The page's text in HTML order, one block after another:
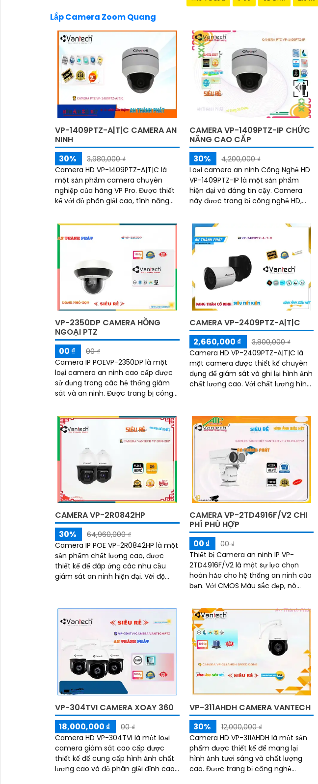
Lắp Camera Zoom Quang
VP-1409PTZ-A|T|C CAMERA AN
NINH
30%
3,980,000 ₫
Camera HD VP-1409PTZ-A|T|C là
một sản phẩm camera chuyên
nghiệp của hãng VP Pro. Được thiết
kế với độ phân giải cao, tính năng
camera này là lựa chọn...
CAMERA VP-1409PTZ-IP CHỨC
NĂNG CAO CẤP
30%
4,200,000 ₫
Loại camera an ninh Công Nghệ HD
VP-1409PTZ-IP là một sản phẩm
hiện đại và đáng tin cậy. Camera
này được trang bị công nghệ HD,
VP-2350DP CAMERA HỒNG
NGOẠI PTZ
00 ₫
00 ₫
Camera IP POEVP-2350DP là một
loại camera an ninh cao cấp được
sử dụng trong các hệ thống giám
sát và an ninh. Được trang bị công
camera có khả...
CAMERA VP-2409PTZ-A|T|C
2,660,000 ₫
3,800,000 ₫
Camera HD VP-2409PTZ-A|T|C là
một camera được thiết kế chuyên
dụng để giám sát và ghi lại hình ảnh
chất lượng cao. Với chất lượng hình
CAMERA VP-2R0842HP
30%
64,960,000 ₫
Camera IP POE VP-2R0842HP là một
sản phẩm chất lượng cao, được
thiết kế để đáp ứng các nhu cầu
giám sát an ninh hiện đại. Với độ
giúp bạn quan sát mọi sự kiện một
cách rõ ràng
CAMERA VP-2TD4916F/V2 CHI
PHÍ PHÙ HỢP
00 ₫
00 ₫
Thiết bị Camera an ninh IP VP-
2TD4916F/V2 là một sự lựa chọn
hoàn hảo cho hệ thống an ninh của
bạn. Với CMOS Màu sắc đẹp, nó
ngày và ban đêm với công nghệ
hồng ngoại 400m
VP-304TVI CAMERA XOAY 360
18,000,000 ₫
00 ₫
Camera HD VP-304TVI là một loại
camera giám sát cao cấp được
thiết kế để cung cấp hình ảnh chất
lượng cao và độ phân giải đỉnh cao.
VP-311AHDH CAMERA VANTECH
30%
12,000,000 ₫
Camera HD VP-311AHDH là một sản
phẩm được thiết kế để mang lại
hình ảnh tươi sáng và chất lượng
cao. Được trang bị công nghệ